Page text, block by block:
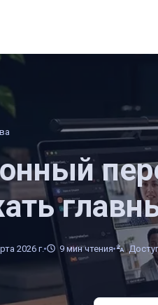
2026 г. 9 мин чтения